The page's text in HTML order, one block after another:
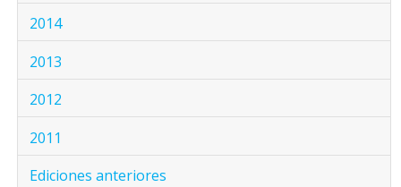
2014
2013
2012
2011
Ediciones anteriores